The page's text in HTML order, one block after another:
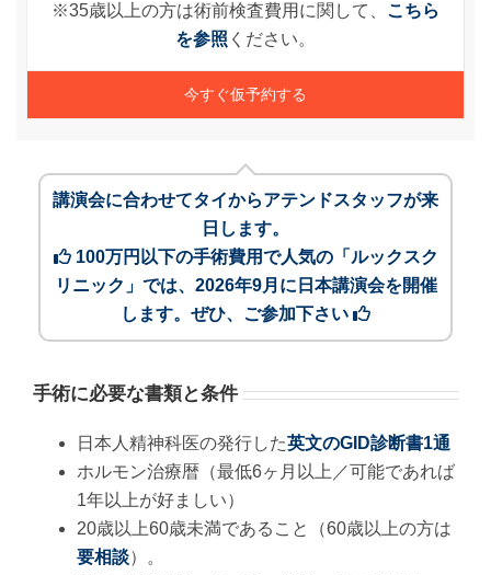
※35歳以上の方は術前検査費用に関して、 こちら
を参照 ください。
今すぐ仮予約する
講演会に合わせてタイからアテンドスタッフが来
日します。
100万円以下の手術費用で人気の「ルックスク
リニック」では、2026年9月に日本講演会を開催
します。ぜひ、ご参加下さい
手術に必要な書類と条件
日本人精神科医の発行した英文のGID診断書1通
ホルモン治療暦（最低6ヶ月以上／可能であれば
1年以上が好ましい）
20歳以上60歳未満であること（60歳以上の方は
要相談）。